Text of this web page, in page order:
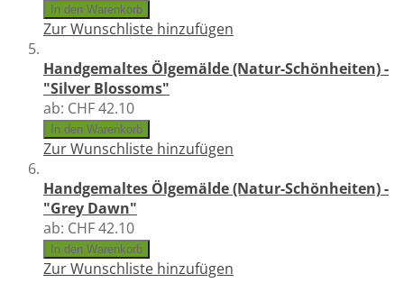
In den Warenkorb
Zur Wunschliste hinzufügen
Handgemaltes Ölgemälde (Natur-Schönheiten) -
"Silver Blossoms"
ab: CHF 42.10
In den Warenkorb
Zur Wunschliste hinzufügen
Handgemaltes Ölgemälde (Natur-Schönheiten) -
"Grey Dawn"
ab: CHF 42.10
In den Warenkorb
Zur Wunschliste hinzufügen